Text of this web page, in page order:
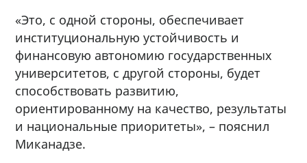
«Это, с одной стороны, обеспечивает
институциональную устойчивость и
финансовую автономию государственных
университетов, с другой стороны, будет
способствовать развитию,
ориентированному на качество, результаты
и национальные приоритеты», – пояснил
Миканадзе.